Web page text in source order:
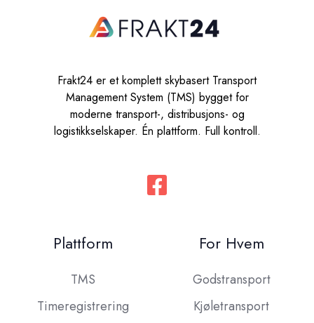
Frakt24 er et komplett skybasert Transport
Management System (TMS) bygget for
moderne transport-, distribusjons- og
logistikkselskaper. Én plattform. Full kontroll.
Plattform
TMS
Timeregistrering
For Hvem
Godstransport
Kjøletransport